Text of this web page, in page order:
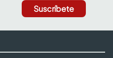
Suscríbete